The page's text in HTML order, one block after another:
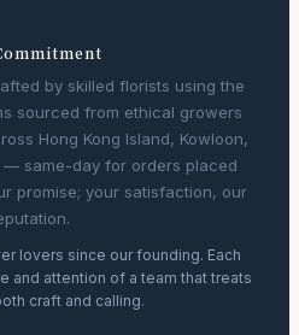
by skilled florists using the
sourced from ethical growers
Hong Kong Island, Kowloon,
— same-day for orders placed
promise; your satisfaction, our
lovers since our founding. Each
and attention of a team that treats
craft and calling.